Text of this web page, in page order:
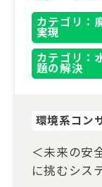
カテゴリ：
実現
カテゴリ：
題の解決
環境系コン
＜未来の安
に挑むシス